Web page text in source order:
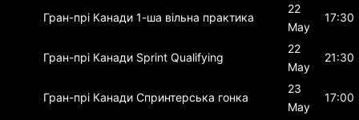
Гран-прі Канади 1-ша вільна практика
22
May
17:30
Гран-прі Канади Sprint Qualifying
22
May
21:30
Гран-прі Канади Спринтерська гонка
23
May
17:00